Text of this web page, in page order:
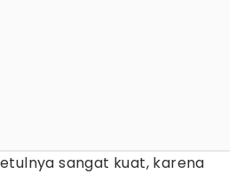
sangat kuat, karena